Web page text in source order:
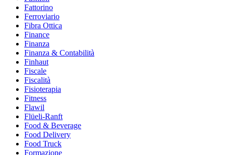
Fattorino
Ferroviario
Fibra Ottica
Finance
Finanza
Finanza & Contabilità
Finhaut
Fiscale
Fiscalità
Fisioterapia
Fitness
Flawil
Flüeli-Ranft
Food & Beverage
Food Delivery
Food Truck
Formazione